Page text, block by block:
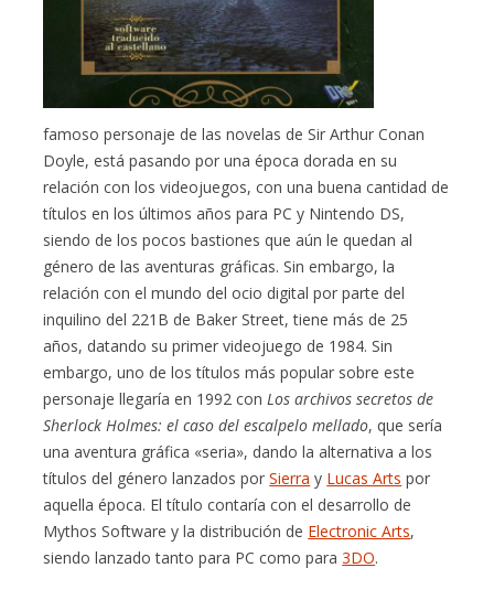
famoso personaje de las novelas de Sir Arthur Conan
Doyle, está pasando por una época dorada en su
relación con los videojuegos, con una buena cantidad de
títulos en los últimos años para PC y Nintendo DS,
siendo de los pocos bastiones que aún le quedan al
género de las aventuras gráficas. Sin embargo, la
relación con el mundo del ocio digital por parte del
inquilino del 221B de Baker Street, tiene más de 25
años, datando su primer videojuego de 1984. Sin
embargo, uno de los títulos más popular sobre este
personaje llegaría en 1992 conLos archivos secretos de
Sherlock Holmes: el caso del escalpelo mellado, que sería
una aventura gráfica «seria», dando la alternativa a los
títulos del género lanzados porSierra y Lucas Arts por
aquella época. El título contaría con el desarrollo de
Mythos Software y la distribución de Electronic Arts,
siendo lanzado tanto para PC como para3DO.